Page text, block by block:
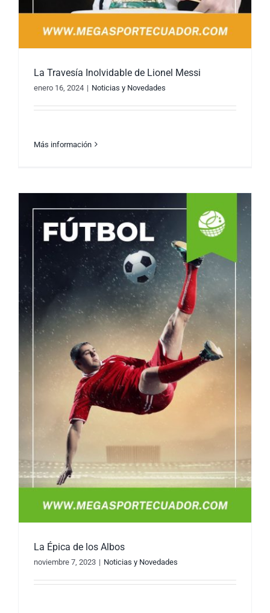
La Travesía Inolvidable de Lionel Messi
La Travesía Inolvidable de Lionel Messi
enero 16, 2024 | Noticias y Novedades
Más información
La Épica de los Albos
noviembre 7, 2023 | Noticias y Novedades